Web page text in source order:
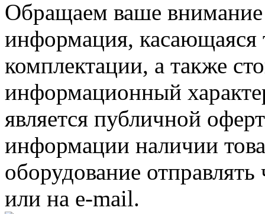
Обращаем ваше внимание
информация, касающаяся
комплектации, а также
информационный
является публичной
информации наличии
оборудование
или на e-mail.